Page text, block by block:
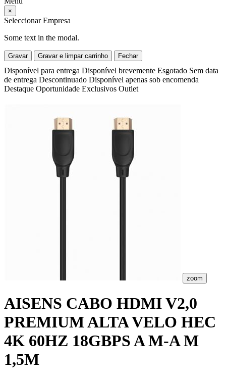
×
Seleccionar Empresa
Some text in the modal.
Gravar Gravar e limpar carrinho Fechar
Disponível para entrega Disponível brevemente Esgotado Sem data
de entrega Descontinuado Disponível apenas sob encomenda
Destaque Oportunidade Exclusivos Outlet
zoom
AISENS CABO HDMI V2,0
PREMIUM ALTA VELO HEC
4K 60HZ 18GBPS A M-A M
1,5M